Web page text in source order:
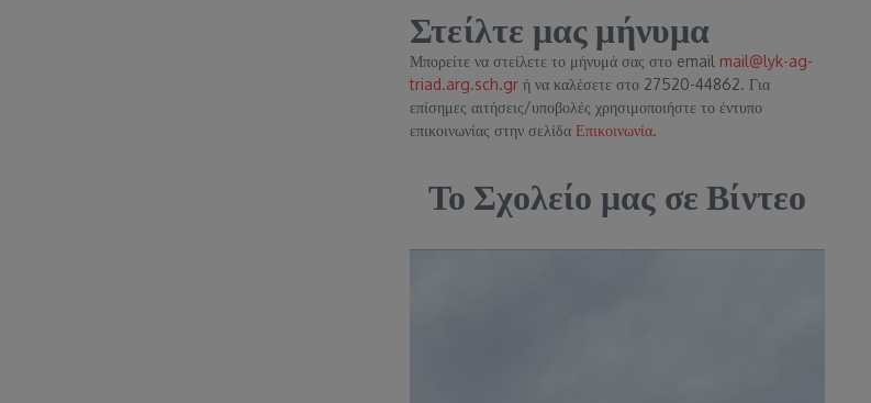
Στείλτε μας μήνυμα
Μπορείτε να στείλετε το μήνυμά σας στο email mail@lyk-ag-
triad.arg.sch.gr ή να καλέσετε στο 27520-44862. Για
επίσημες αιτήσεις/υποβολές χρησιμοποιήστε το έντυπο
επικοινωνίας στην σελίδα Επικοινωνία.
Το Σχολείο μας σε Βίντεο